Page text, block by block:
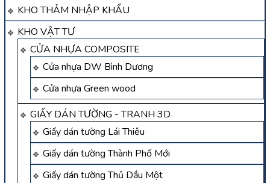
KHO THẢM NHẬP KHẨU
KHO VẬT TƯ
CỬA NHỰA COMPOSITE
Cửa nhựa DW Bình Dương
Cửa nhựa Green wood
GIẤY DÁN TƯỜNG - TRANH 3D
Giấy dán tường Lái Thiêu
Giấy dán tường Thành Phố Mới
Giấy dán tường Thủ Dầu Một